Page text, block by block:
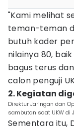
"Kami melihat
teman-teman
butuh kader
nilainya 80,
bagus terus
calon penguji
2. Kegiatan
Direktur Jaringan dan
sambutan saat UKW di
Sementara itu,